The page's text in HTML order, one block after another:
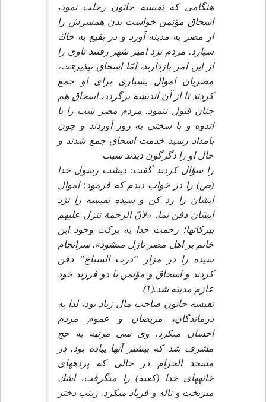
هنگامى كه نفيسه خاتون رحلت نمود،
اسحاق مؤتمن خواست بدن همسرش را
از مصر به مدينه آورد و در بقيع به خاك
سپارد. مردم نزد امير شهر رفتند تاوى را
از اين امر بازدارند، امّا اسحاق نپذيرفت،
مصريان اموال بسيارى براى او جمع
كردند تا از آن انديشه برگردد، اسحاق هم
چنان قبول ننمود. مردم مصر شب را با
اندوه و با سختى به روز آوردند و چون
بامداد رسيد خدمت اسحاق جمع شدند و
حال او را دگرگون ديدند سبب
را سؤال كردند گفت: ديشب رسول خدا
(ص) را در خواب ديدم كه فرمود: اموال
ايشان را رد كن و سيده نفيسه را نزد
ايشان دفن نما، «لانّ الرحمة تنزل عليهم
ببركاتها؛ رحمت خدا به بركت وجود اين
خانم بر اهل مصر نازل مى‏شود». سرانجام
سيده را در مزار “درب السباع” دفن
كردند و اسحاق و مؤتمن با دو فرزند خود
عازم مدينه شد.(1)
نفيسه خاتون صاحب مال زياد بود، لذا به
درماندگان، مريضان و عموم مردم
احسان مى‏كرد. وى سى مرتبه به حج
مشرف شد كه بيشتر آنها پياده بود. در
مسجد الحرام در حالى كه پرده‏هاى
خانه‏هاى خدا (كعبه) را مى‏گرفت، اشك
مى‏ريخت و ناله و فرياد مى‏كرد. زينب دختر